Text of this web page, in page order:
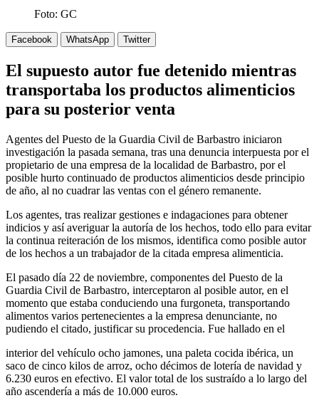
Foto: GC
Facebook WhatsApp Twitter
El supuesto autor fue detenido mientras
transportaba los productos alimenticios
para su posterior venta
Agentes del Puesto de la Guardia Civil de Barbastro iniciaron
investigación la pasada semana, tras una denuncia interpuesta por el
propietario de una empresa de la localidad de Barbastro, por el
posible hurto continuado de productos alimenticios desde principio
de año, al no cuadrar las ventas con el género remanente.
Los agentes, tras realizar gestiones e indagaciones para obtener
indicios y así averiguar la autoría de los hechos, todo ello para evitar
la continua reiteración de los mismos, identifica como posible autor
de los hechos a un trabajador de la citada empresa alimenticia.
El pasado día 22 de noviembre, componentes del Puesto de la
Guardia Civil de Barbastro, interceptaron al posible autor, en el
momento que estaba conduciendo una furgoneta, transportando
alimentos varios pertenecientes a la empresa denunciante, no
pudiendo el citado, justificar su procedencia. Fue hallado en el
interior del vehículo ocho jamones, una paleta cocida ibérica, un
saco de cinco kilos de arroz, ocho décimos de lotería de navidad y
6.230 euros en efectivo. El valor total de los sustraído a lo largo del
año ascendería a más de 10.000 euros.